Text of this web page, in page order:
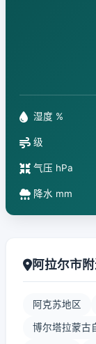
湿度 %
级
气压 hPa
降水 mm
阿拉尔市
阿克苏地区
博尔塔拉蒙古